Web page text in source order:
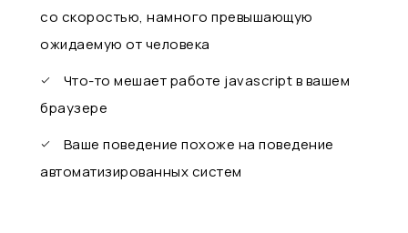
со скоростью, намного превышающую
ожидаемую от человека
Что-то мешает работе javascript в вашем
браузере
Ваше поведение похоже на поведение
автоматизированных систем